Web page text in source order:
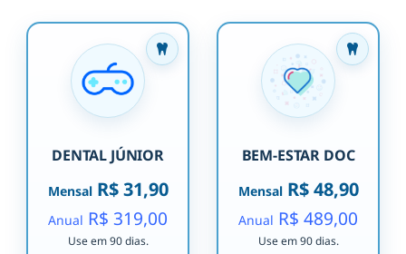
DENTAL JÚNIOR
MensalR$ 31,90
Anual R$ 319,00
Use em 90 dias.
BEM-ESTAR DOC
MensalR$ 48,90
Anual R$ 489,00
Use em 90 dias.